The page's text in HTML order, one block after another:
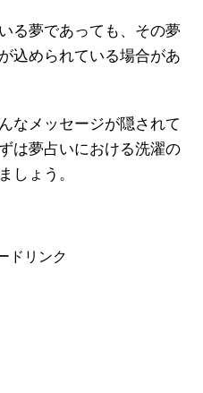
る夢であっても、その夢
込められている場合があ
なメッセージが隠されて
は夢占いにおける洗濯の
しょう。
ドリンク